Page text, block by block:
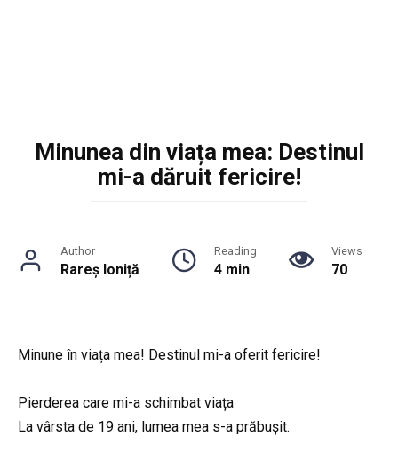
Minunea din viața mea: Destinul
mi-a dăruit fericire!
Author
Rareș Ioniță
Reading
4 min
Views
70
Minune în viața mea! Destinul mi-a oferit fericire!
Pierderea care mi-a schimbat viața
La vârsta de 19 ani, lumea mea s-a prăbușit.